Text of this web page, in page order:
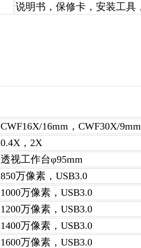
说明书，保修卡，安装工具
CWF16X/16mm，CWF30X/9mm
0.4X，2X
透视工作台φ95mm
850万像素，USB3.0
1000万像素，USB3.0
1200万像素，USB3.0
1400万像素，USB3.0
1600万像素，USB3.0